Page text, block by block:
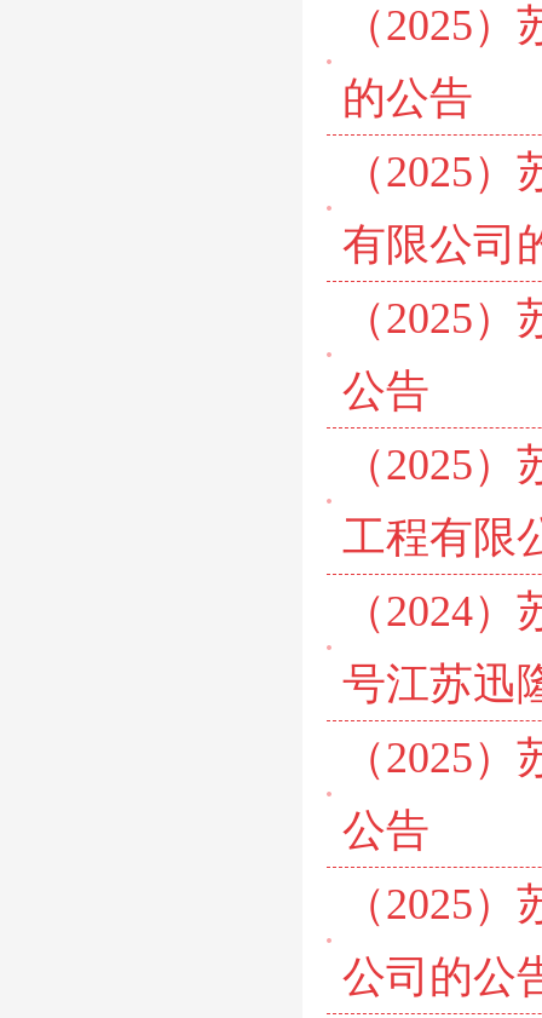
（2025
的公告
（2025
有限公司
（2025
公告
（2025
工程有限
（2024
号江苏迅
（2025
公告
（2025
公司的公